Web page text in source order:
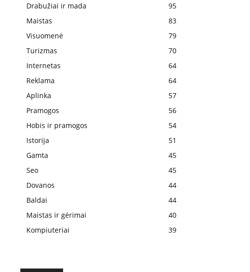
Drabužiai ir mada
95
Maistas
83
Visuomenė
79
Turizmas
70
Internetas
64
Reklama
64
Aplinka
57
Pramogos
56
Hobis ir pramogos
54
Istorija
51
Gamta
45
Seo
45
Dovanos
44
Baldai
44
Maistas ir gėrimai
40
Kompiuteriai
39